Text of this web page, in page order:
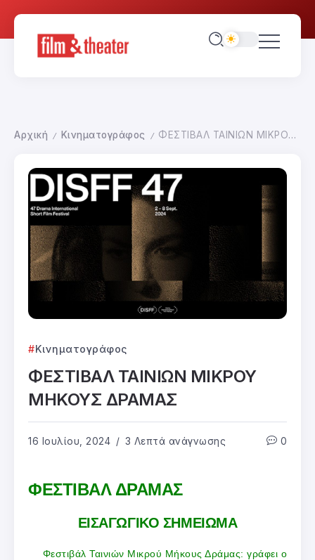
Αρχική / Κινηματογράφος / ΦΕΣΤΙΒΑΛ ΤΑΙΝΙΩΝ ΜΙΚΡΟΥ ΜΗΚΟΥΣ ΔΡΑΜΑΣ
Κινηματογράφος
ΦΕΣΤΙΒΑΛ ΤΑΙΝΙΩΝ ΜΙΚΡΟΥ
ΜΗΚΟΥΣ ΔΡΑΜΑΣ
16 Ιουλίου, 2024 3 Λεπτά ανάγνωσης 0
ΦΕΣΤΙΒΑΛ ΔΡΑΜΑΣ
ΕΙΣΑΓΩΓΙΚΟ ΣΗΜΕΙΩΜΑ
Φεστιβάλ Ταινιών Μικρού Μήκους Δράμας: γράφει ο